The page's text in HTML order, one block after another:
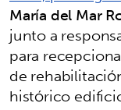
María del Mar
junto a
para
de
histórico